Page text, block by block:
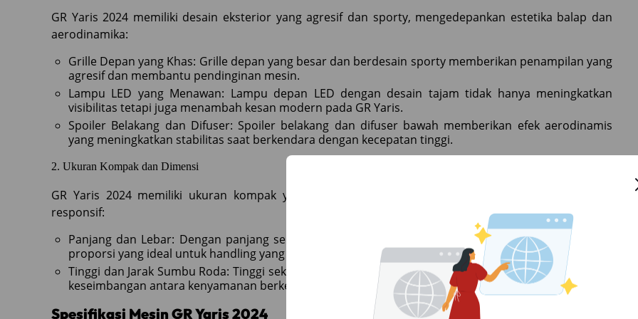
GR Yaris 2024 memiliki desain eksterior yang agresif dan sporty, mengedepankan estetika balap dan
aerodinamika:
Grille Depan yang Khas: Grille depan yang besar dan berdesain sporty memberikan penampilan yang
agresif dan membantu pendinginan mesin.
Lampu LED yang Menawan: Lampu depan LED dengan desain tajam tidak hanya meningkatkan
visibilitas tetapi juga menambah kesan modern pada GR Yaris.
Spoiler Belakang dan Difuser: Spoiler belakang dan difuser bawah memberikan efek aerodinamis
yang meningkatkan stabilitas saat berkendara dengan kecepatan tinggi.
2. Ukuran Kompak dan Dimensi
GR Yaris 2024 memiliki ukuran kompak yang ideal untuk manuver yang gesit dan performa yang
responsif:
Panjang dan Lebar: Dengan panjang sekitar 4.180 mm dan lebar 1.805 mm, GR Yaris menawarkan
proporsi yang ideal untuk handling yang lincah.
Tinggi dan Jarak Sumbu Roda: Tinggi sekitar 1.465 mm dan jarak sumbu roda 2.560 mm memberikan
keseimbangan antara kenyamanan berkendara dan stabilitas.
Spesifikasi Mesin GR Yaris 2024